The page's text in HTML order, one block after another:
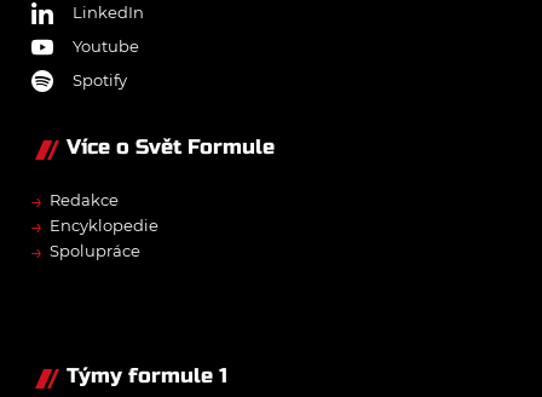
LinkedIn
Youtube
Spotify
Více o Svět Formule
→ Redakce
→ Encyklopedie
→ Spolupráce
Týmy formule 1